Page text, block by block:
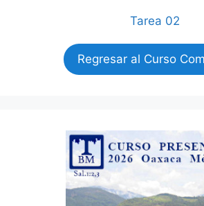
Tarea 02
Regresar al Curso